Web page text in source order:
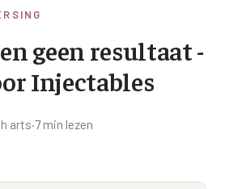
geen resultaat -
Injectables
arts·7 min lezen